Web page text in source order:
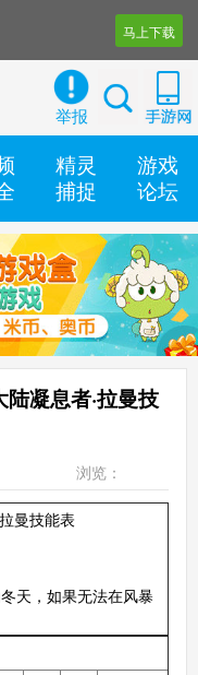
马上下载
举报
精灵
捕捉
游戏
论坛
凝息者·拉曼技
浏览：
曼技能表
天，如果无法在风暴